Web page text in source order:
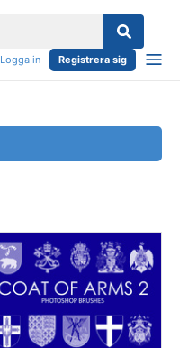
Logga in Registrera sig